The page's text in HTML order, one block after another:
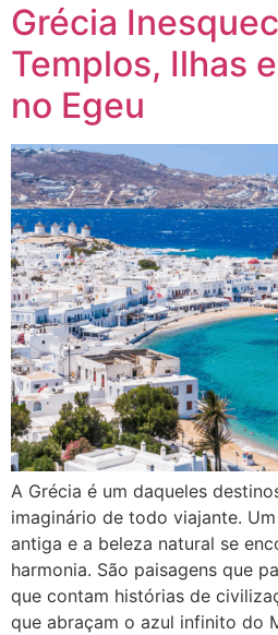
Grécia
Templos, Ilhas
no Egeu
A Grécia é um daqueles
imaginário de todo viajante.
antiga e a beleza natural se
harmonia. São paisagens que
que contam histórias de
que abraçam o azul infinito do